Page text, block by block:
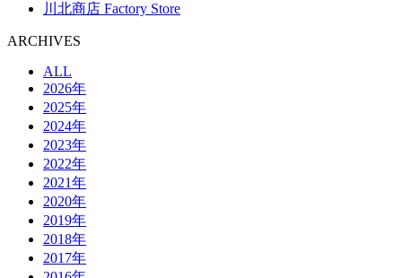
川北商店 Factory Store
ARCHIVES
ALL
2026年
2025年
2024年
2023年
2022年
2021年
2020年
2019年
2018年
2017年